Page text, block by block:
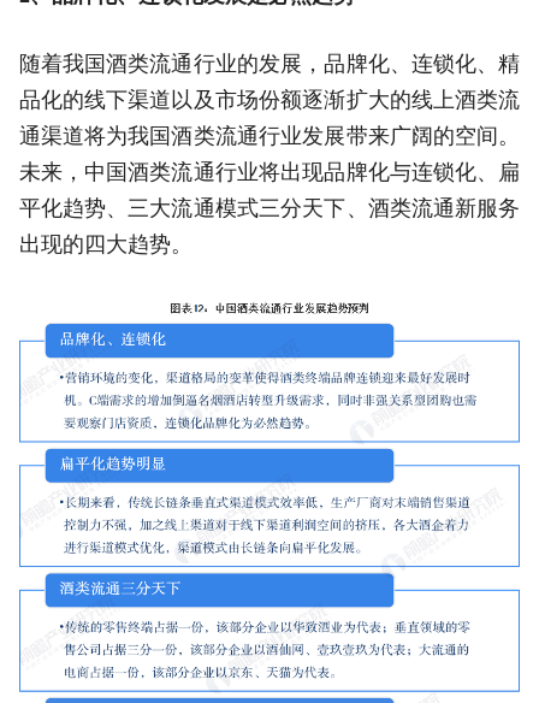
随着我国酒类流通行业的发展，品牌化、连锁化、精
品化的线下渠道以及市场份额逐渐扩大的线上酒类流
通渠道将为我国酒类流通行业发展带来广阔的空间。
未来，中国酒类流通行业将出现品牌化与连锁化、扁
平化趋势、三大流通模式三分天下、酒类流通新服务
出现的四大趋势。